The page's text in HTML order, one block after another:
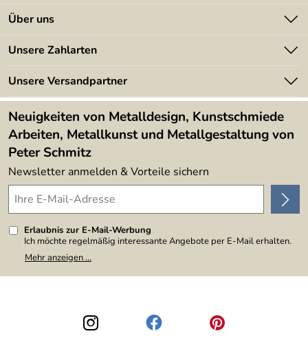
Kontakt
Kundeninformationen
Newsletter
Lieferbedingungen
Über uns
Angebote
Kundenbewertungen (394)
4,9/5
Unsere Zahlarten
Unsere Versandpartner
Neuigkeiten von Metalldesign, Kunstschmiede
Arbeiten, Metallkunst und Metallgestaltung von
Peter Schmitz
Newsletter anmelden & Vorteile sichern
Erlaubnis zur E-Mail-Werbung
Ich möchte regelmäßig interessante Angebote per E-Mail erhalten.
Meine E-Mail-Adresse wird nicht an andere Unternehmen
weitergegeben. Zu statistischen Zwecken wird in anonymer Form
den Link "Abmelden" am Ende des Newsletters anklicke. Die
Datenschutzerklärung
habe ich zur Kenntnis genommen.
Mehr anzeigen ...